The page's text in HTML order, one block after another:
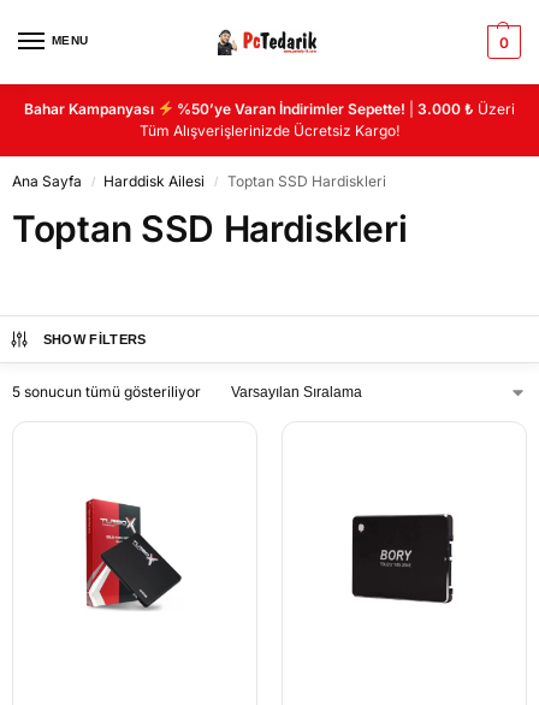
MENU 0
Bahar Kampanyası %50’ye Varan İndirimler Sepette! |3.000 ₺ Üzeri
Tüm Alışverişlerinizde Ücretsiz Kargo!
Ana Sayfa / Harddisk Ailesi / Toptan SSD Hardiskleri
Toptan SSD Hardiskleri
SHOW FILTERS
5 sonucun tümü gösteriliyor